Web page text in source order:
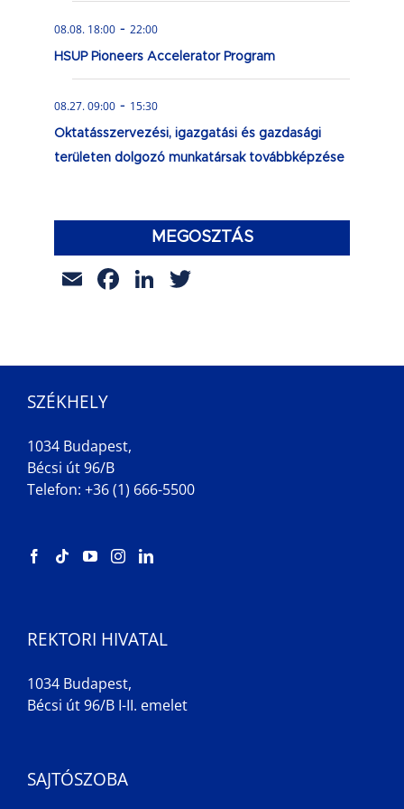
08.08. 18:00 - 22:00
HSUP Pioneers Accelerator Program
08.27. 09:00 - 15:30
Oktatásszervezési, igazgatási és gazdasági
területen dolgozó munkatársak továbbképzése
MEGOSZTÁS
EmailFacebook
LinkedIn
SZÉKHELY
1034 Budapest,
Bécsi út 96/B
Telefon: +36 (1) 666-5500
REKTORI HIVATAL
1034 Budapest,
Bécsi út 96/B I-II. emelet
SAJTÓSZOBA